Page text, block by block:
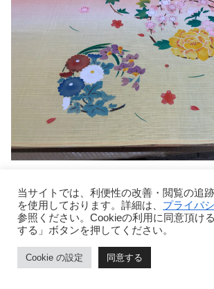
型6枚目完了後
線と花がめちゃくちゃずれました！
が、細かいことは気にしない性格のため
みました。
当サイトでは、利便性の改善・閲覧の追
を使用しております。詳細は、 プライバ
参照ください。Cookieの利用に同意頂け
する」ボタンを押してください。
Cookie の設定 同意する